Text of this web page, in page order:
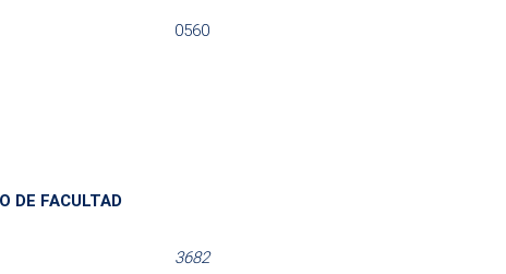
0560
DE FACULTAD
3682